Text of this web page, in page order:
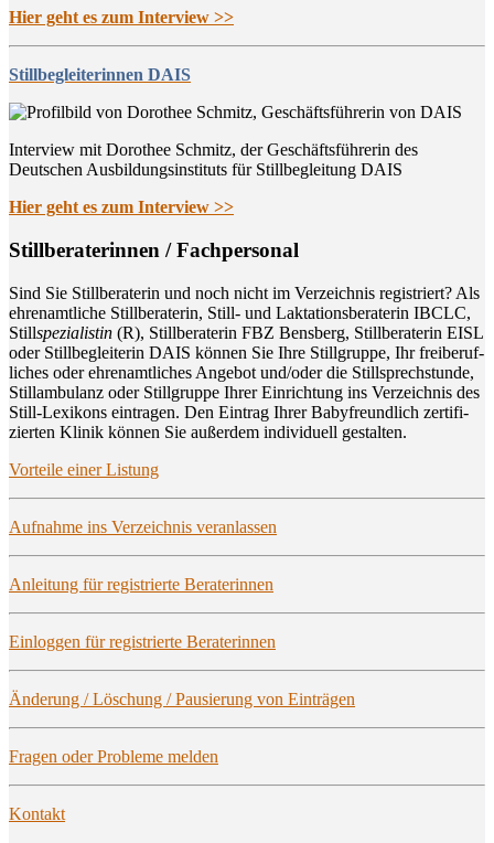
Hier geht es zum Interview >>
Stillbegleiterinnen DAIS
Interview mit Dorothee Schmitz, der Geschäftsführerin des
Deutschen Ausbildungsinstituts für Stillbegleitung DAIS
Hier geht es zum Interview >>
Still­be­ra­te­rin­nen / Fachpersonal
Sind Sie Still­be­ra­te­rin und noch nicht im Ver­zeich­nis regis­triert? Als
ehren­amt­li­che Still­be­ra­te­rin, Still- und Lak­ta­ti­ons­be­ra­te­rin IBCLC,
Stillspe­zia­lis­tin (R), Still­be­ra­te­rin FBZ Bens­berg, Still­be­ra­te­rin EISL
oder Still­be­glei­te­rin DAIS kön­nen Sie Ihre Still­grup­pe, Ihr frei­be­ruf­
li­ches oder ehren­amt­li­ches Ange­bot und/oder die Still­sprech­stun­de,
Still­am­bu­lanz oder Still­grup­pe Ihrer Ein­rich­tung ins Ver­zeich­nis des
Still-Lexi­kons ein­tra­gen. Den Ein­trag Ihrer Baby­freund­lich zer­ti­fi­
zier­ten Kli­nik kön­nen Sie außer­dem indi­vi­du­ell gestalten.
Vor­tei­le einer Listung
Auf­nah­me ins Ver­zeich­nis veranlassen
Anlei­tung für regis­trier­te Beraterinnen
Ein­log­gen für regis­trier­te Beraterinnen
Ände­rung / Löschung / Pau­sie­rung von Einträgen
Fra­gen oder Pro­ble­me melden
Kon­takt